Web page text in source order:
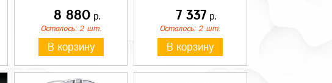
8 880р.
Осталось: 2 шт.
В корзину
7 337 р.
Осталось: 2 шт.
В корзину